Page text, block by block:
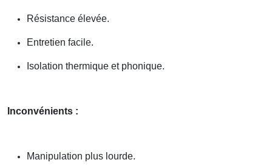
Résistance élevée.
Entretien facile.
Isolation thermique et phonique.
Inconvénients :
Manipulation plus lourde.